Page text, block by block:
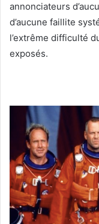
annonciateurs
d’aucune faillite
l’extrême difficulté
exposés.